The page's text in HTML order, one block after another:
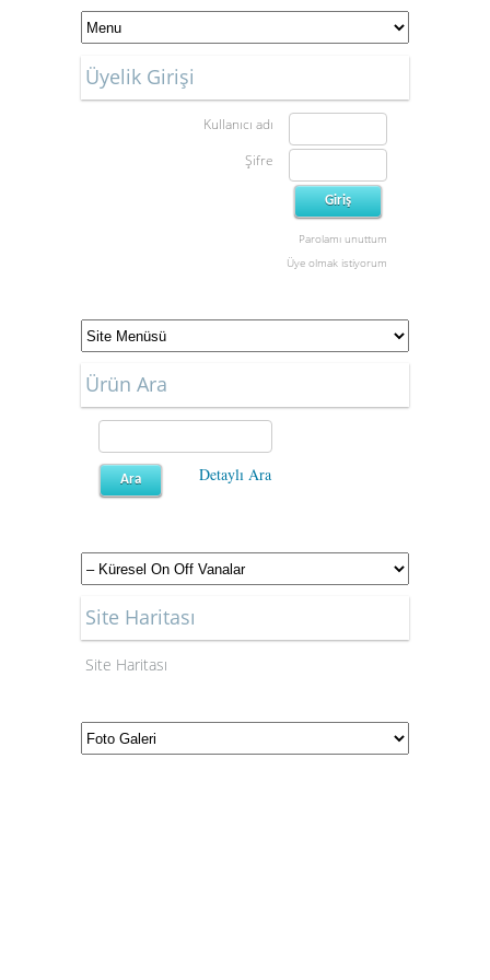
Üyelik Girişi
Kullanıcı adı
Şifre
Parolamı unuttum
Üye olmak istiyorum
Ürün Ara
Detaylı Ara
Site Haritası
Site Haritası